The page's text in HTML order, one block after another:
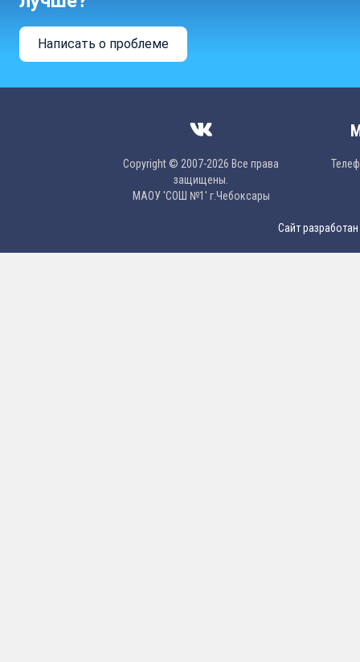
Написать о проблеме
Copyright © 2007-2026 Все права
защищены.
МAОУ 'CОШ №1' г.Чебоксары
Сайт